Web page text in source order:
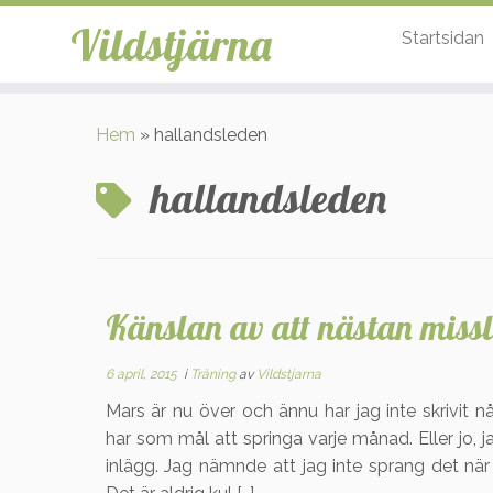
Vildstjärna Startsidan
Hem » hallandsleden
hallandsleden
Känslan av att nästan
6 april, 2015i Träningav Vildstjarna
Mars är nu över och ännu har jag inte skrivit
har som mål att springa varje månad. Eller jo,
inlägg. Jag nämnde att jag inte sprang det